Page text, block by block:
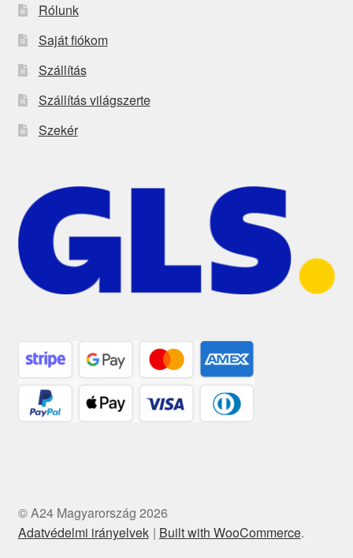
Rólunk
Saját fiókom
Szállítás
Szállítás világszerte
Szekér
© A24 Magyarország 2026
Adatvédelmi irányelvek
Built with WooCommerce.